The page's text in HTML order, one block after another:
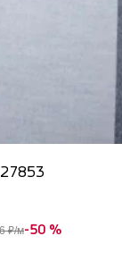
27853
₽/м-50 %